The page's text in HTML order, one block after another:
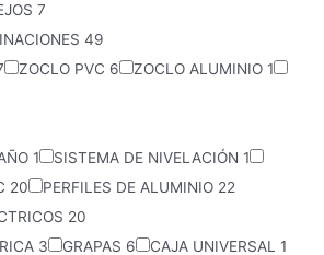
7
49
ZOCLO PVC 6 ZOCLO ALUMINIO 1
1 SISTEMA DE NIVELACIÓN 1
20 PERFILES DE ALUMINIO 22
20
3 GRAPAS 6 CAJA UNIVERSAL 1